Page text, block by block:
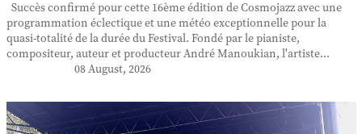
Succès confirmé pour cette 16ème édition de Cosmojazz avec une
programmation éclectique et une météo exceptionnelle pour la
quasi-totalité de la durée du Festival. Fondé par le pianiste,
compositeur, auteur et producteur André Manoukian, l'artiste...
08 August, 2026